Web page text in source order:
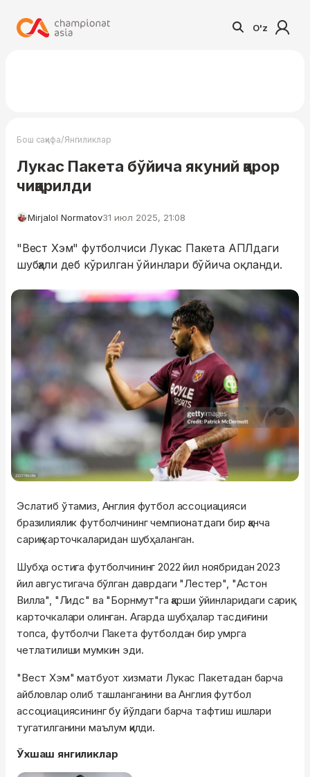
O'z
Бош саҳифа/Янгиликлар
Лукас Пакета бўйича якуний қарор
чиқарилди
Mirjalol Normatov31 июл 2025, 21:08
"Вест Хэм" футболчиси Лукас Пакета АПЛдаги
шубҳали деб кўрилган ўйинлари бўйича оқланди.
Эслатиб ўтамиз, Англия футбол ассоциацияси
бразилиялик футболчининг чемпионатдаги бир қанча
сариқ карточкаларидан шубҳаланган.
Шубҳа остига футболчининг 2022 йил ноябридан 2023
йил августигача бўлган даврдаги "Лестер", "Астон
Вилла", "Лидс" ва "Борнмут"га қарши ўйинларидаги сариқ
карточкалари олинган. Агарда шубҳалар тасдиғини
топса, футболчи Пакета футболдан бир умрга
четлатилиши мумкин эди.
"Вест Хэм" матбуот хизмати Лукас Пакетадан барча
айбловлар олиб ташланганини ва Англия футбол
ассоциациясининг бу йўлдаги барча тафтиш ишлари
тугатилганини маълум қилди.
Ўхшаш янгиликлар